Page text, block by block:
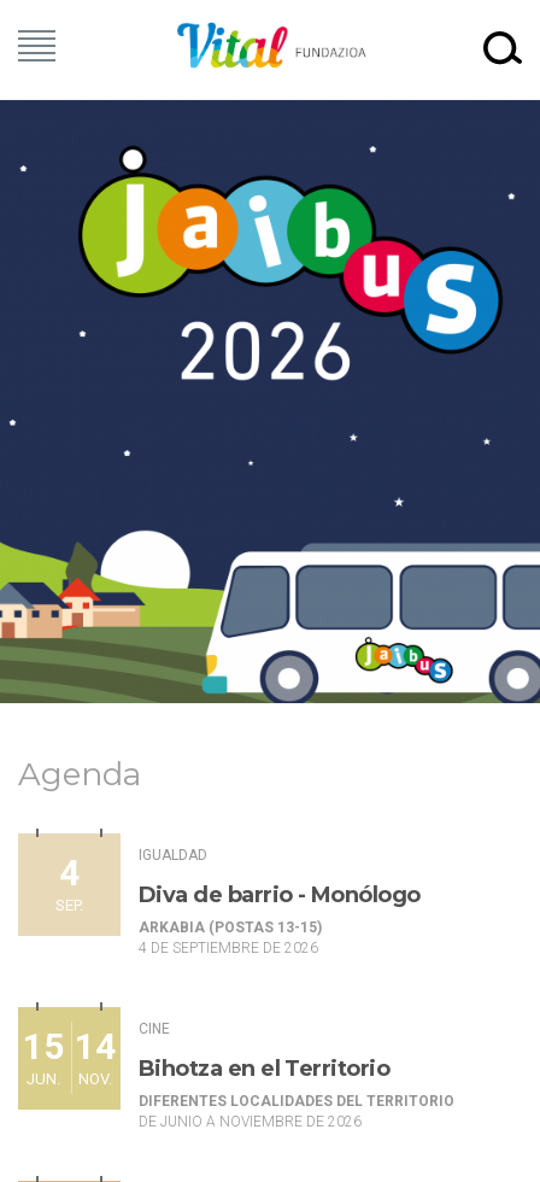
Agenda
4
SEP.
IGUALDAD
Diva de barrio - Monólogo
ARKABIA (POSTAS 13-15)
4 DE SEPTIEMBRE DE 2026
15
JUN.
14
NOV.
CINE
Bihotza en el Territorio
DIFERENTES LOCALIDADES DEL TERRITORIO
DE JUNIO A NOVIEMBRE DE 2026